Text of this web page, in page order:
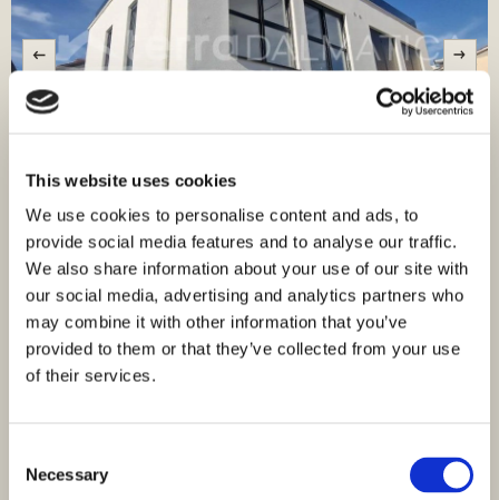
This website uses cookies
We use cookies to personalise content and ads, to
provide social media features and to analyse our traffic.
We also share information about your use of our site with
our social media, advertising and analytics partners who
may combine it with other information that you’ve
provided to them or that they’ve collected from your use
of their services.
Selection
Necessary
359.000,00 € ID: 3211
Tisno, moderno dvoetažno stanovanje v
novogradnji s strešno teraso
Murter Kornati, Tisno
M